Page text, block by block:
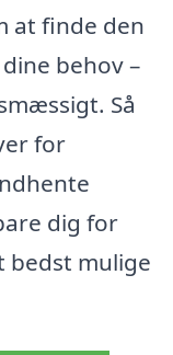
at finde den
behov –
Så
for
dig for
bedst mulige